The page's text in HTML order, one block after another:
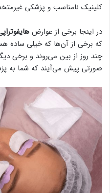
کلینیک نامناسب و پزشکی
در اینجا برخی از عوارض
که برخی از آن‌ها که خیلی ساده
چند روز از بین ‌می‌روند و برخی
صورتی پیش می‌آیند که شما به